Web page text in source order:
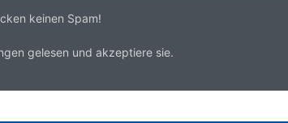
keinen Spam!
gelesen und akzeptiere sie.